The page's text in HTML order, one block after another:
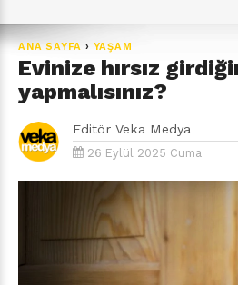
ANA SAYFA › YAŞAM
Evinize hırsız
yapmalısınız?
Editör Veka Medya
26 Eylül 2025 Cuma